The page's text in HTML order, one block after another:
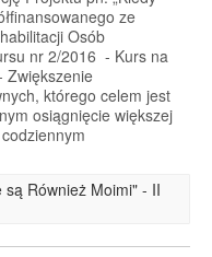
ze
Osób
nr 2/2016 - Kurs na
Zwiększenie
którego celem jest
osiągnięcie większej
Również Moimi" - II